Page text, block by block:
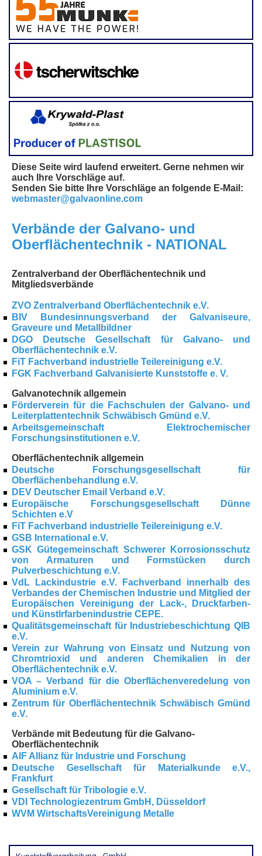
Diese Seite wird laufend erweitert. Gerne nehmen wir
auch Ihre Vorschläge auf.
Senden Sie bitte Ihre Vorschläge an folgende E-Mail:
webmaster@galvaonline.com
Verbände der Galvano- und
Oberflächentechnik - NATIONAL
Zentralverband der Oberflächentechnik und
Mitgliedsverbände
ZVO Zentralverband Oberflächentechnik e.V.
BIV Bundesinnungsverband der Galvaniseure,
Graveure und Metallbildner
DGO Deutsche Gesellschaft für Galvano- und
Oberflächentechnik e.V.
FiT Fachverband industrielle Teilereinigung e.V.
FGK Fachverband Galvanisierte Kunststoffe e. V.
Galvanotechnik allgemein
Förderverein für die Fachschulen der Galvano- und
Leiterplattentechnik Schwäbisch Gmünd e.V.
Arbeitsgemeinschaft Elektrochemischer
Forschungsinstitutionen e.V.
Oberflächentechnik allgemein
Deutsche Forschungsgesellschaft für
Oberflächenbehandlung e.V.
DEV Deutscher Email Verband e.V.
Europäische Forschungsgesellschaft Dünne
Schichten e.V
FiT Fachverband industrielle Teilereinigung e.V.
GSB International e.V.
GSK Gütegemeinschaft Schwerer Korrosionsschutz
von Armaturen und Formstücken durch
Pulverbeschichtung e.V.
VdL Lackindustrie e.V. Fachverband innerhalb des
Verbandes der Chemischen Industrie und Mitglied der
Europäischen Vereinigung der Lack-, Druckfarben-
und Künstlrfarbenindustrie CEPE.
Qualitätsgemeinschaft für Industriebeschichtung QIB
e.V.
Verein zur Wahrung von Einsatz und Nutzung von
Chromtrioxid und anderen Chemikalien in der
Oberflächentechnik e.V.
VOA – Verband für die Oberflächenveredelung von
Aluminium e.V.
Zentrum für Oberflächentechnik Schwäbisch Gmünd
e.V.
Verbände mit Bedeutung für die Galvano-
Oberflächentechnik
AIF Allianz für Industrie und Forschung
Deutsche Gesellschaft für Materialkunde e.V.,
Frankfurt
Gesellschaft für Tribologie e.V.
VDI Technologiezentrum GmbH, Düsseldorf
WVM WirtschaftsVereinigung Metalle